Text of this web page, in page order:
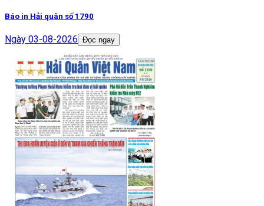
Báo in Hải quân số 1790
Ngày 03-08-2026 Đọc ngay